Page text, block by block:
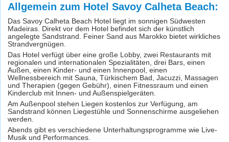
Allgemein zum Hotel Savoy Calheta Beach:
Das Savoy Calheta Beach Hotel liegt im sonnigen Südwesten
Madeiras. Direkt vor dem Hotel befindet sich der künstlich
angelegte Sandstrand. Feiner Sand aus Marokko bietet wirkliches
Strandvergnügen.
Das Hotel verfügt über eine große Lobby, zwei Restaurants mit
regionalen und internationalen Spezialitäten, drei Bars, einen
Außen, einen Kinder- und einen Innenpool, einen
Wellnessbereich mit Sauna, Türkischem Bad, Jacuzzi, Massagen
und Therapien (gegen Gebühr), einen Fitnessraum und einen
Kinderclub mit Innen- und Außenspielgeräten.
Am Außenpool stehen Liegen kostenlos zur Verfügung, am
Sandstrand können Liegestühle und Sonnenschirme ausgeliehen
werden.
Abends gibt es verschiedene Unterhaltungsprogramme wie Live-
Musik und Performances.